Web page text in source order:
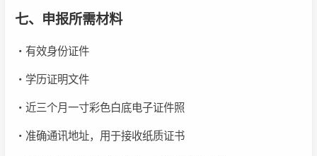
七、申报所需材料
・有效身份证件
・学历证明文件
・近三个月一寸彩色白底电子证件照
・准确通讯地址，用于接收纸质证书